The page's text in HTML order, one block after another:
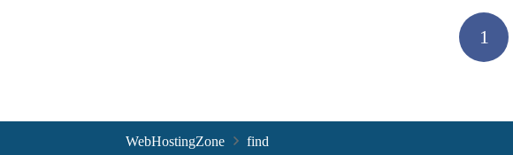
1
WebHostingZone find